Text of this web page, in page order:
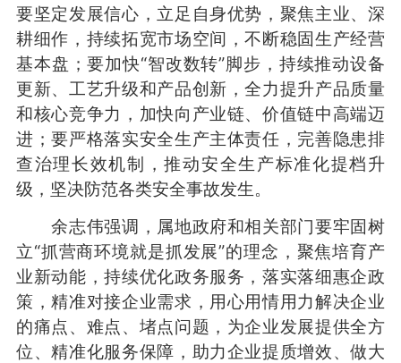
要坚定发展信心，立足自身优势，聚焦主业、深
耕细作，持续拓宽市场空间，不断稳固生产经营
基本盘；要加快“智改数转”脚步，持续推动设备
更新、工艺升级和产品创新，全力提升产品质量
和核心竞争力，加快向产业链、价值链中高端迈
进；要严格落实安全生产主体责任，完善隐患排
查治理长效机制，推动安全生产标准化提档升
级，坚决防范各类安全事故发生。
余志伟强调，属地政府和相关部门要牢固树
立“抓营商环境就是抓发展”的理念，聚焦培育产
业新动能，持续优化政务服务，落实落细惠企政
策，精准对接企业需求，用心用情用力解决企业
的痛点、难点、堵点问题，为企业发展提供全方
位、精准化服务保障，助力企业提质增效、做大